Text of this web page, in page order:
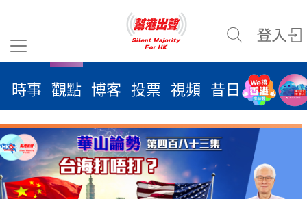
2026
年 8
月 6
日
時事 觀點 博客 投票 視頻 昔日 系列